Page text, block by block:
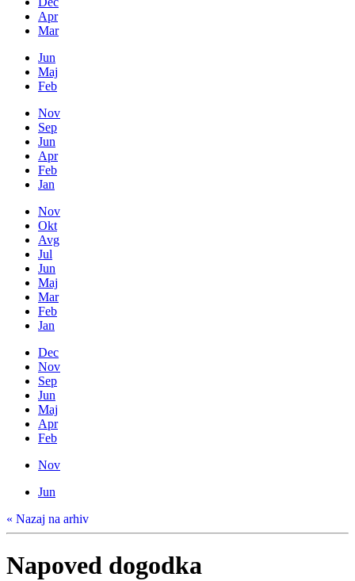
Apr
Mar
Jun
Maj
Feb
Nov
Sep
Jun
Apr
Feb
Jan
Nov
Okt
Avg
Jul
Jun
Maj
Mar
Feb
Jan
Dec
Nov
Sep
Jun
Maj
Apr
Feb
Nov
Jun
« Nazaj na arhiv
Napoved dogodka